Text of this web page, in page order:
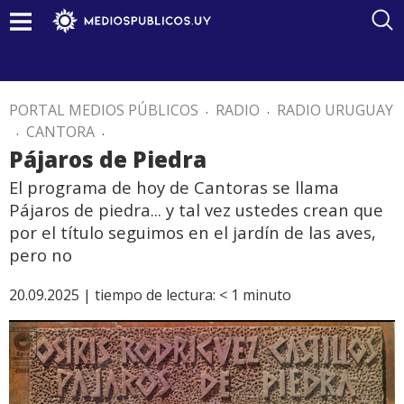
PORTAL MEDIOS PÚBLICOS . RADIO . RADIO URUGUAY
. CANTORA .
Pájaros de Piedra
El programa de hoy de Cantoras se llama
Pájaros de piedra... y tal vez ustedes crean que
por el título seguimos en el jardín de las aves,
pero no
20.09.2025 | tiempo de lectura: < 1 minuto